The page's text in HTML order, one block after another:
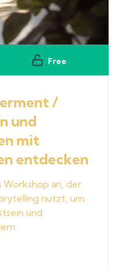
Free
/
und
mit
entdecken
an, der
nutzt, um
und